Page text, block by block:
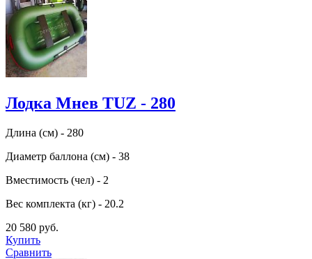
Лодка Мнев TUZ - 280
Длина (см) - 280
Диаметр баллона (см) - 38
Вместимость (чел) - 2
Вес комплекта (кг) - 20.2
20 580 руб.
Купить
Сравнить